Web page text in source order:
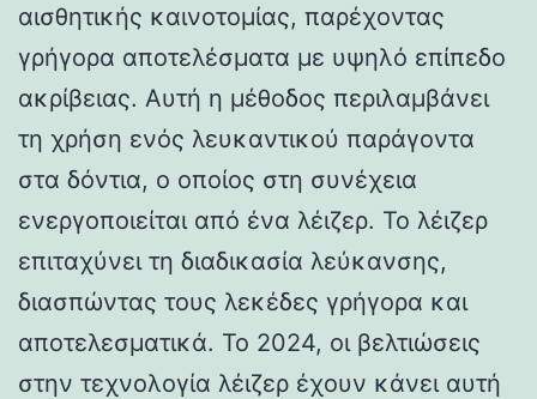
αισθητικής καινοτομίας, παρέχοντας
γρήγορα αποτελέσματα με υψηλό επίπεδο
ακρίβειας. Αυτή η μέθοδος περιλαμβάνει
τη χρήση ενός λευκαντικού παράγοντα
στα δόντια, ο οποίος στη συνέχεια
ενεργοποιείται από ένα λέιζερ. Το λέιζερ
επιταχύνει τη διαδικασία λεύκανσης,
διασπώντας τους λεκέδες γρήγορα και
αποτελεσματικά. Το 2024, οι βελτιώσεις
στην τεχνολογία λέιζερ έχουν κάνει αυτή